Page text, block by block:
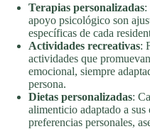
Terapias personalizadas:
apoyo psicológico son
específicas de cada
Actividades recreativas:
actividades que
emocional, siempre
persona.
Dietas personalizadas:
alimenticio adaptado a
preferencias personales,